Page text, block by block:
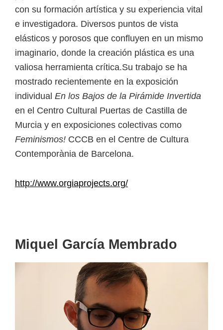
con su formación artística y su experiencia vital
e investigadora. Diversos puntos de vista
elásticos y porosos que confluyen en un mismo
imaginario, donde la creación plástica es una
valiosa herramienta crítica.Su trabajo se ha
mostrado recientemente en la exposición
individual En los Bajos de la Pirámide Invertida
en el Centro Cultural Puertas de Castilla de
Murcia y en exposiciones colectivas como
Feminismos! CCCB en el Centre de Cultura
Contemporània de Barcelona.
http://www.orgiaprojects.org/
Miquel García Membrado